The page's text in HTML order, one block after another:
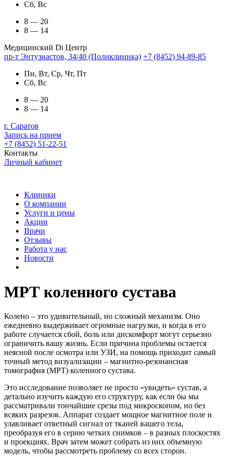
Сб, Вс
8 — 20
8 — 14
Медицинский Di Центр
пр-т Энтузиастов, 34/40 (Поликлиника) +7 (8452) 94-89-85
Пн, Вт, Ср, Чт, Пт
Сб, Вс
8 — 20
8 — 14
г. Саратов
Запись на прием
+7 (8452) 51-22-51
Контакты
Личный кабинет
Клиники
О компании
Услуги и цены
Акции
Врачи
Отзывы
Работа у нас
Новости
МРТ коленного сустава
Колено – это удивительный, но сложный механизм. Оно
ежедневно выдерживает огромные нагрузки, и когда в его
работе случается сбой, боль или дискомфорт могут серьезно
ограничить вашу жизнь. Если причина проблемы остается
неясной после осмотра или УЗИ, на помощь приходит самый
точный метод визуализации – магнитно-резонансная
томография (МРТ) коленного сустава.
Это исследование позволяет не просто «увидеть» сустав, а
детально изучить каждую его структуру, как если бы мы
рассматривали тончайшие срезы под микроскопом, но без
всяких разрезов. Аппарат создает мощное магнитное поле и
улавливает ответный сигнал от тканей вашего тела,
преобразуя его в серию четких снимков – в разных плоскостях
и проекциях. Врач затем может собрать из них объемную
модель, чтобы рассмотреть проблему со всех сторон.